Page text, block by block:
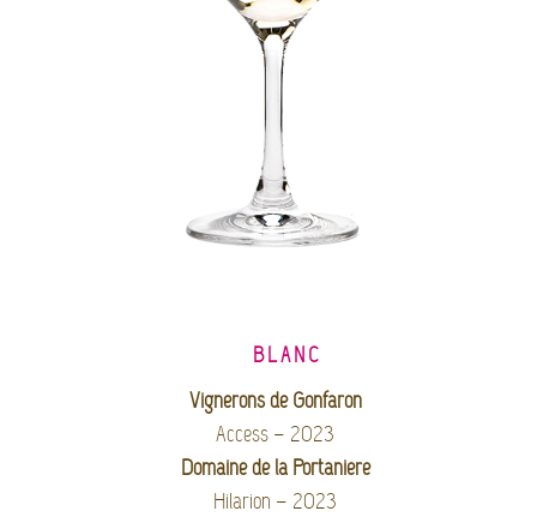
BLANC
Vignerons de Gonfaron
Access – 2023
Domaine de la Portanière
Hilarion – 2023